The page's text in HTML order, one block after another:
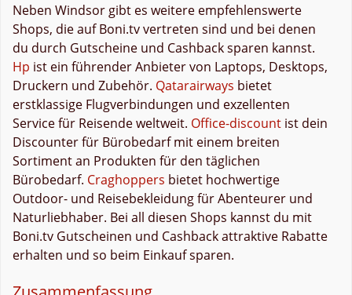
Neben Windsor gibt es weitere empfehlenswerte
Shops, die auf Boni.tv vertreten sind und bei denen
du durch Gutscheine und Cashback sparen kannst.
Hp ist ein führender Anbieter von Laptops, Desktops,
Druckern und Zubehör. Qatarairways bietet
erstklassige Flugverbindungen und exzellenten
Service für Reisende weltweit. Office-discount ist dein
Discounter für Bürobedarf mit einem breiten
Sortiment an Produkten für den täglichen
Bürobedarf. Craghoppers bietet hochwertige
Outdoor- und Reisebekleidung für Abenteurer und
Naturliebhaber. Bei all diesen Shops kannst du mit
Boni.tv Gutscheinen und Cashback attraktive Rabatte
erhalten und so beim Einkauf sparen.